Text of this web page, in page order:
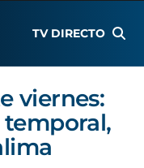
TV DIRECTO
viernes: